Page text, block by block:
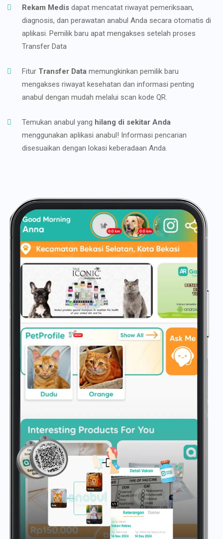
Rekam Medis dapat mencatat riwayat pemeriksaan,
diagnosis, dan perawatan anabul Anda secara otomatis di
aplikasi. Pemilik baru apat mengakses setelah proses
Transfer Data
Fitur Transfer Data memungkinkan pemilik baru
mengakses riwayat kesehatan dan informasi penting
anabul dengan mudah melalui scan kode QR.
Temukan anabul yang hilang di sekitar Anda
menggunakan aplikasi anabul! Informasi pencarian
disesuaikan dengan lokasi keberadaan Anda.